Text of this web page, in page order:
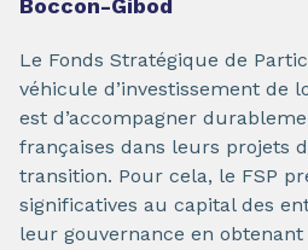
Boccon-Gibod
Le Fonds Stratégique de
véhicule d’investissement de
est d’accompagner
françaises dans leurs projets
transition. Pour cela, le FSP
significatives au capital des
leur gouvernance en